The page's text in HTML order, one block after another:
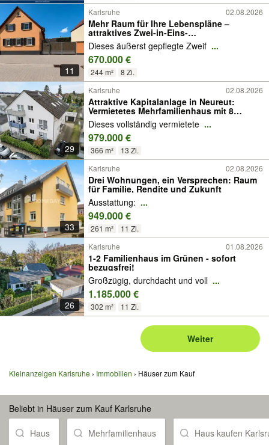
11
Karlsruhe 02.08.2026
Mehr Raum für Ihre Lebenspläne –
attraktives Zwei-in-Eins-
Immobilienangebot
Dieses äußerst gepflegte Zweif ...
670.000 €
244 m² 8 Zi.
29
Karlsruhe 02.08.2026
Attraktive Kapitalanlage in Neureut:
Vermietetes Mehrfamilienhaus mit 8
Einheiten und Garagen
Dieses vollständig vermietete ...
979.000 €
366 m² 13 Zi.
33
Karlsruhe 02.08.2026
Drei Wohnungen, ein Versprechen: Raum
für Familie, Rendite und Zukunft
Ausstattung: ...
949.000 €
261 m² 11 Zi.
26
Karlsruhe 01.08.2026
1-2 Familienhaus im Grünen - sofort
bezugsfrei!
Großzügig, durchdacht und voll ...
1.185.000 €
302 m² 11 Zi.
Weiter
Kleinanzeigen Karlsruhe Immobilien Häuser zum Kauf
Beliebt in Häuser zum Kauf Karlsruhe
Haus Mehrfamilienhaus Haus kaufen